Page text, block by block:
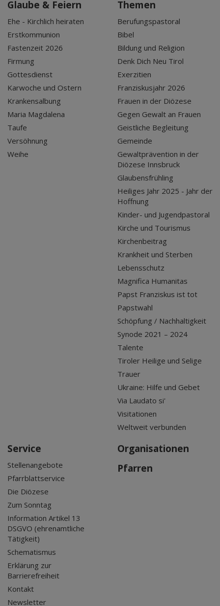
Glaube & Feiern
Ehe - Kirchlich heiraten
Erstkommunion
Fastenzeit 2026
Firmung
Gottesdienst
Karwoche und Ostern
Krankensalbung
Maria Magdalena
Taufe
Versöhnung
Weihe
Themen
Berufungspastoral
Bibel
Bildung und Religion
Denk Dich Neu Tirol
Exerzitien
Franziskusjahr 2026
Frauen in der Diözese
Gegen Gewalt an Frauen
Geistliche Begleitung
Gemeinde
Gewaltprävention in der
Diözese Innsbruck
Glaubensfrühling
Heiliges Jahr 2025 - Jahr der
Hoffnung
Kinder- und Jugendpastoral
Kirche und Tourismus
Kirchenbeitrag
Krankheit und Sterben
Lebensschutz
Magnifica Humanitas
Papst Franziskus ist tot
Papstwahl
Schöpfung / Nachhaltigkeit
Synode 2021 – 2024
Talente
Tiroler Heilige und Selige
Trauer
Ukraine: Hilfe und Gebet
Via Laudato si'
Visitationen
Weltweit verbunden
Service
Stellenangebote
Pfarrblattservice
Die Diözese
Zum Sonntag
Information Artikel 13
DSGVO (ehrenamtliche
Tätigkeit)
Schematismus
Erklärung zur
Barrierefreiheit
Kontakt
Newsletter
Organisationen
Pfarren